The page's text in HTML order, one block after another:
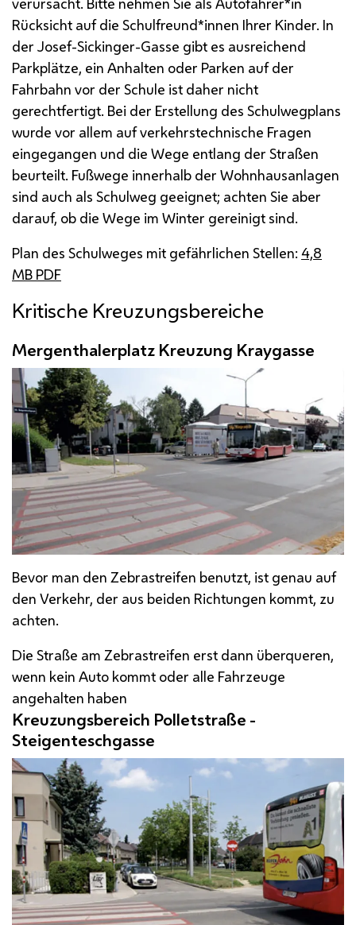
Rücksicht auf die Schulfreund*innen Ihrer Kinder. In
der Josef-Sickinger-Gasse gibt es ausreichend
Parkplätze, ein Anhalten oder Parken auf der
Fahrbahn vor der Schule ist daher nicht
gerechtfertigt. Bei der Erstellung des Schulwegplans
wurde vor allem auf verkehrstechnische Fragen
eingegangen und die Wege entlang der Straßen
beurteilt. Fußwege innerhalb der Wohnhausanlagen
sind auch als Schulweg geeignet; achten Sie aber
darauf, ob die Wege im Winter gereinigt sind.
Plan des Schulweges mit gefährlichen Stellen: 4,8
MB PDF
Kritische Kreuzungsbereiche
Mergenthalerplatz Kreuzung Kraygasse
Bevor man den Zebrastreifen benutzt, ist genau auf
den Verkehr, der aus beiden Richtungen kommt, zu
achten.
Die Straße am Zebrastreifen erst dann überqueren,
wenn kein Auto kommt oder alle Fahrzeuge
angehalten haben
Kreuzungsbereich Polletstraße -
Steigenteschgasse